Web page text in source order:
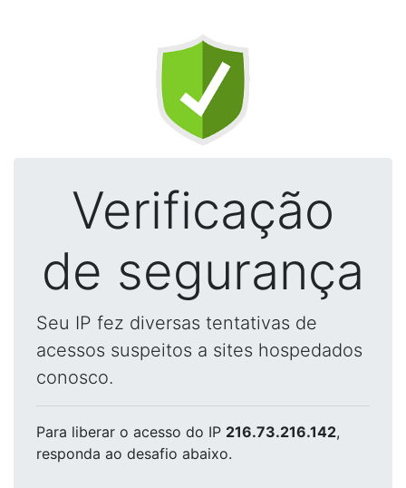
Verificação
de segurança
Seu IP fez diversas tentativas de
acessos suspeitos a sites hospedados
conosco.
Para liberar o acesso do IP 216.73.216.142,
responda ao desafio abaixo.